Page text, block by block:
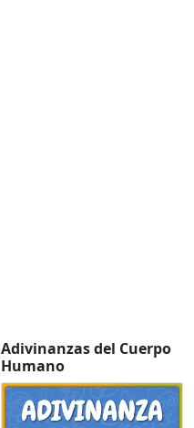
Adivinanzas del Cuerpo
Humano